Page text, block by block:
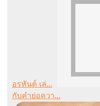
อรหันต์ เล่...
กับคำย่อควา...